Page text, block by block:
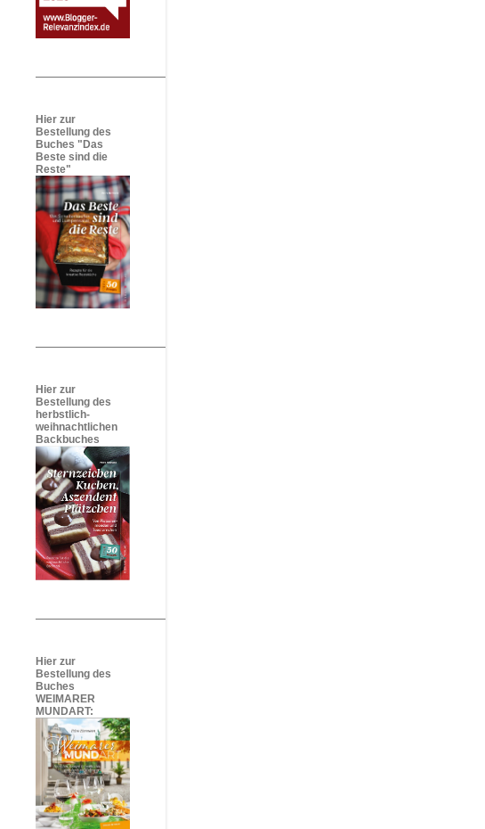
Hier zur
Bestellung des
Buches "Das
Beste sind die
Reste"
Hier zur
Bestellung des
herbstlich-
weihnachtlichen
Backbuches
Hier zur
Bestellung des
Buches
WEIMARER
MUNDART: